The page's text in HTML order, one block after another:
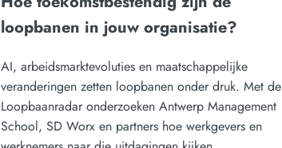
loopbanen in jouw organisatie?
AI, arbeidsmarktevoluties en maatschappelijke
veranderingen zetten loopbanen onder druk. Met de
Loopbaanradar onderzoeken Antwerp Management
School, SD Worx en partners hoe werkgevers en